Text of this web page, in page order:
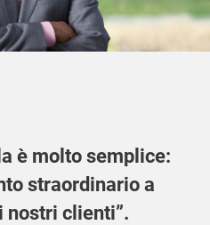
è molto semplice:
straordinario a
nostri clienti”.